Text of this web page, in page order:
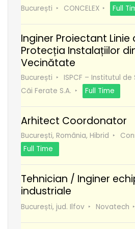
București CONCELEX Full
Inginer Proiectant
Protecția Instalațiilor
Vecinătate
București
ISPCF – Institutul
Căi Ferate S.A.
Full Time
Arhitect Coordonator
București, România, Hibrid
Full Time
Tehnician / Inginer
industriale
București, jud. Ilfov Novatech